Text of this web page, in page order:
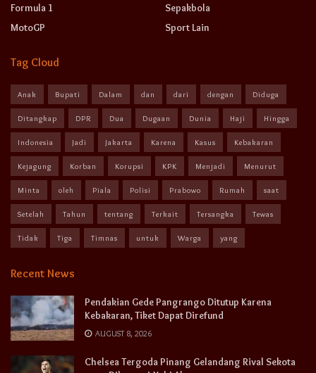
Formula 1
MotoGP
Sepakbola
Sport Lain
Tag Cloud
Anak Bupati Dalam dan dari dengan Diduga
Ditangkap DPR Dua Dugaan Dunia Haji Hingga
Indonesia Jadi Jakarta Karena Kasus Kebakaran
Kejagung Korban Korupsi KPK Menjadi Menurut
Minta oleh Piala Polisi Prabowo Rumah saat
Setelah Tahun tentang Terkait Tersangka Tewas
Tidak Tiga Timnas untuk Warga yang
Recent News
Pendakian Gede Pangrango Ditutup Karena
Kebakaran, Tiket Dapat Direfund
AUGUST 8, 2026
Chelsea Tergoda Pinang Gelandang Rival Sekota